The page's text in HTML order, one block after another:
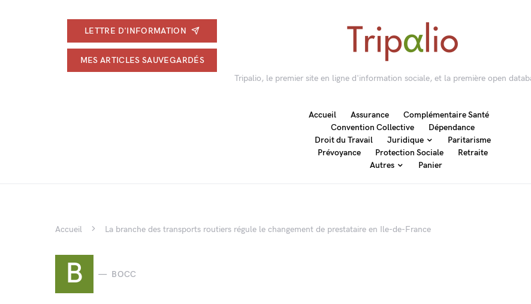
LETTRE D'INFORMATION
MES ARTICLES SAUVEGARDÉS
Tripalio, le premier site en ligne d'information sociale, et la première open
Accueil Assurance
Complémentaire Santé
Convention Collective
Dépendance
Droit du Travail
Juridique
Paritarisme
Prévoyance
Protection Sociale
Retraite
Autres
Panier
Accueil La branche des transports routiers régule le changement de prestataire en Ile-de-France
B BOCC